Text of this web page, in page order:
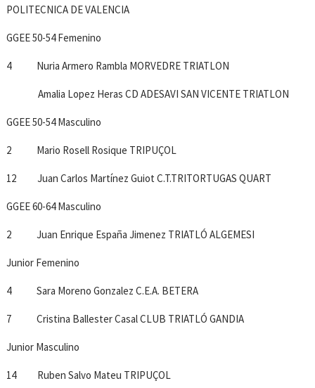
POLITECNICA DE VALENCIA
GGEE 50-54 Femenino
4 Nuria Armero Rambla MORVEDRE TRIATLON
Amalia Lopez Heras CD ADESAVI SAN VICENTE TRIATLON
GGEE 50-54 Masculino
2 Mario Rosell Rosique TRIPUÇOL
12 Juan Carlos Martínez Guiot C.T.TRITORTUGAS QUART
GGEE 60-64 Masculino
2 Juan Enrique España Jimenez TRIATLÓ ALGEMESI
Junior Femenino
4 Sara Moreno Gonzalez C.E.A. BETERA
7 Cristina Ballester Casal CLUB TRIATLÓ GANDIA
Junior Masculino
14 Ruben Salvo Mateu TRIPUÇOL